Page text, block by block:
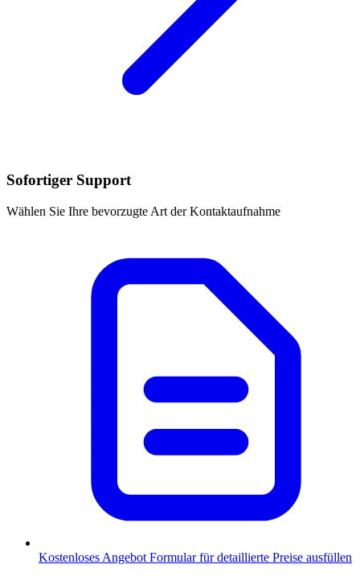
Sofortiger Support
Wählen Sie Ihre bevorzugte Art der Kontaktaufnahme
Kostenloses Angebot Formular für detaillierte Preise ausfüllen